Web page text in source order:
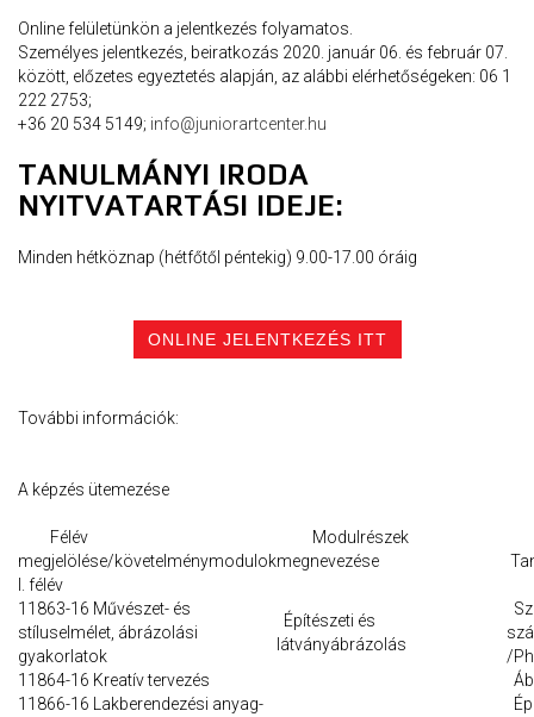
Online felületünkön a jelentkezés folyamatos.
Személyes jelentkezés, beiratkozás 2020. január 06. és február 07.
között, előzetes egyeztetés alapján, az alábbi elérhetőségeken: 06 1
222 2753;
+36 20 534 5149; info@juniorartcenter.hu
TANULMÁNYI IRODA
NYITVATARTÁSI IDEJE:
Minden hétköznap (hétfőtől péntekig) 9.00-17.00 óráig
ONLINE JELENTKEZÉS ITT
További információk:
A képzés ütemezése
Félév
megjelölése/követelménymodulok
Modulrészek
megnevezése
I. félév
11863-16 Művészet- és
stíluselmélet, ábrázolási
gyakorlatok
Építészeti és
látványábrázolás
/
11864-16 Kreatív tervezés
11866-16 Lakberendezési anyag-